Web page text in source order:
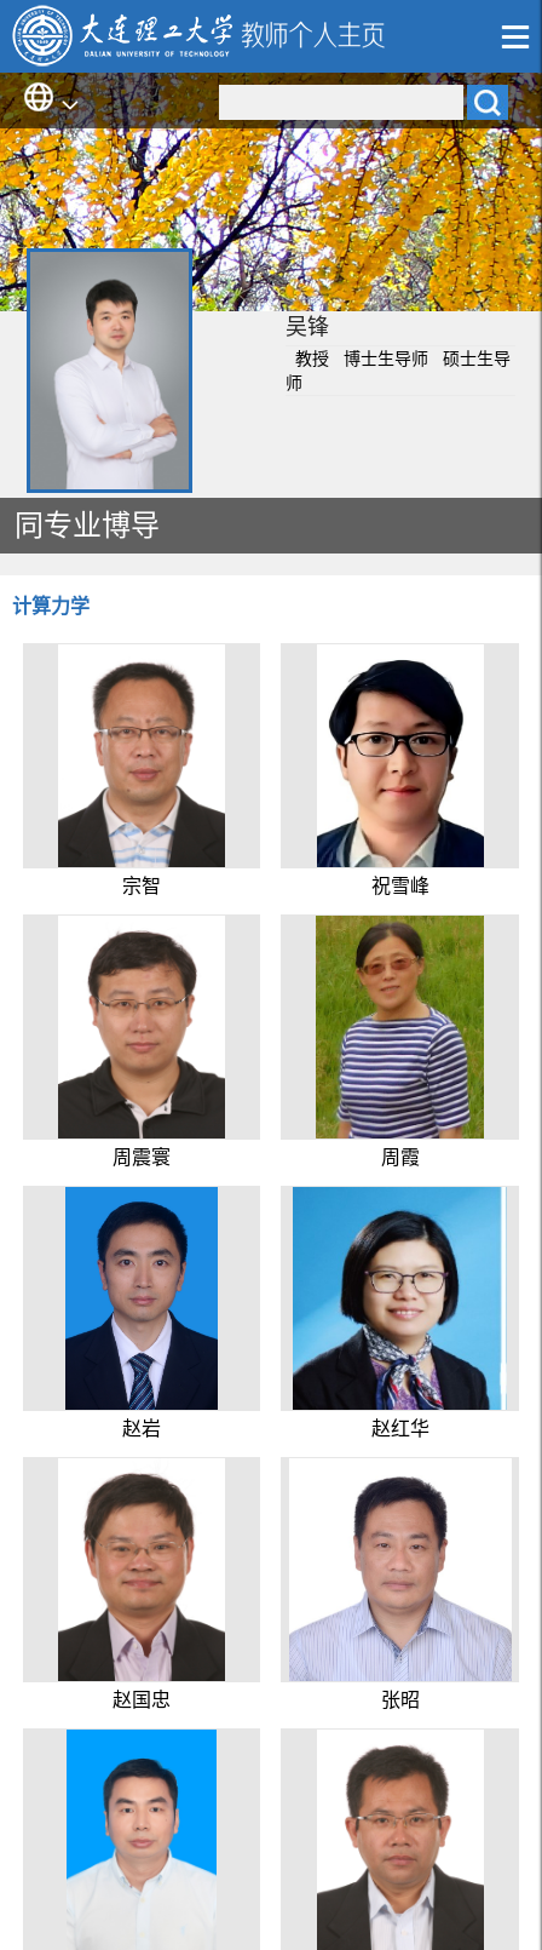
吴锋
教授 博士生导师 硕士生导
师
同专业博导
计算力学
宗智 祝雪峰
周震寰 周霞
赵岩 赵红华
赵国忠 张昭